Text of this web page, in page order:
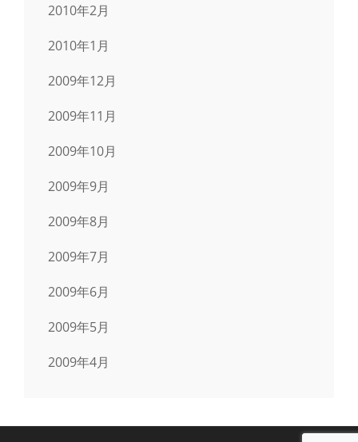
2010年2月
2010年1月
2009年12月
2009年11月
2009年10月
2009年9月
2009年8月
2009年7月
2009年6月
2009年5月
2009年4月